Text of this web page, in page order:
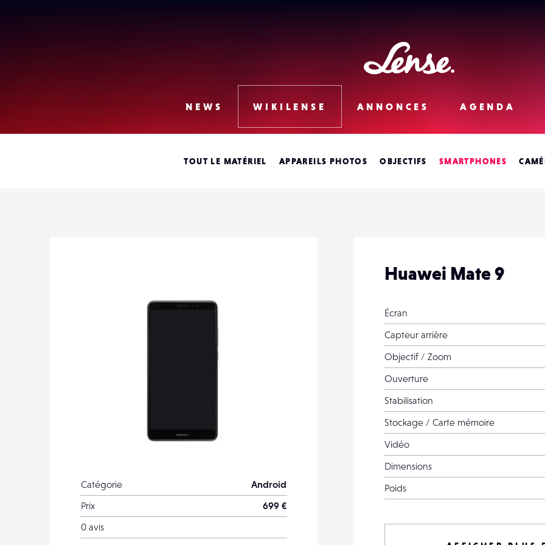
Lense
NEWS WIKILENSE ANNONCES AGENDA
TOUT LE MATÉRIEL APPAREILS PHOTOS OBJECTIFS SMARTPHONES
Catégorie
Android
Prix
699 €
0 avis
Huawei Mate 9
Écran
Capteur arrière
Objectif / Zoom
Ouverture
Stabilisation
Stockage / Carte mémoire
Vidéo
Dimensions
Poids